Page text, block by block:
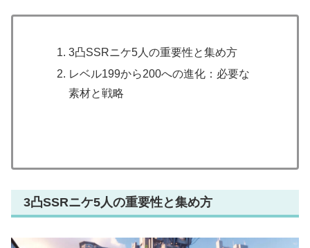
3凸SSRニケ5人の重要性と集め方
レベル199から200への進化：必要な
素材と戦略
3凸SSRニケ5人の重要性と集め方